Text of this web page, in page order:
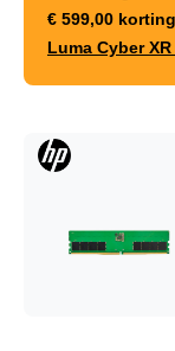
€ 599,00 korting
Luma Cyber